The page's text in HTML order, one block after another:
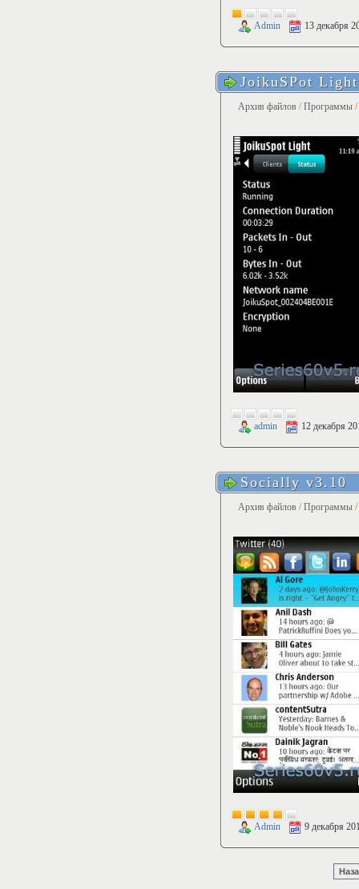
Admin 13 декабря
JoikuSPot
Архив файлов /Программы /
admin 12 декабря
Socially v3.10
Архив файлов /Программы /
Admin 9 декабря